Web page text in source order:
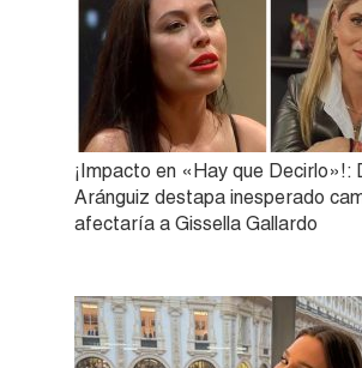
¡Impacto en «Hay que Decirlo»!:
Aránguiz destapa inesperado
afectaría a Gissella Gallardo